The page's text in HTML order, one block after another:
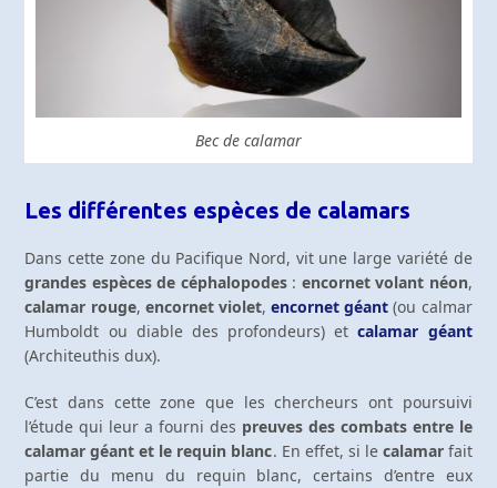
Bec de calamar
Les différentes espèces de calamars
Dans cette zone du Pacifique Nord, vit une large variété de
grandes espèces de céphalopodes: encornet volant néon,
calamar rouge, encornet violet,encornet géant (ou calmar
Humboldt ou diable des profondeurs) etcalamar géant
(Architeuthis dux).
C’est dans cette zone que les chercheurs ont poursuivi
l’étude qui leur a fourni des preuves des combats entre le
calamar géant et le requin blanc. En effet, si le calamarfait
partie du menu du requin blanc, certains d’entre eux